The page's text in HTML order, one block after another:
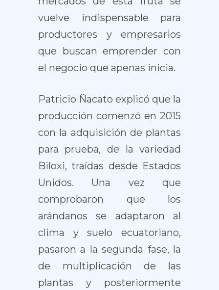
vuelve indispensable para
productores y empresarios
que buscan emprender con
el negocio que apenas inicia.
Patricio Ñacato explicó que la
producción comenzó en 2015
con la adquisición de plantas
para prueba, de la variedad
Biloxi, traídas desde Estados
Unidos. Una vez que
comprobaron que los
arándanos se adaptaron al
clima y suelo ecuatoriano,
pasaron a la segunda fase, la
de multiplicación de las
plantas y posteriormente